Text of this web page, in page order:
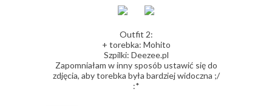
Outfit 2:
+ torebka: Mohito
Szpilki: Deezee.pl
Zapomniałam w inny sposób ustawić się do
zdjęcia, aby torebka była bardziej widoczna ;/
:*